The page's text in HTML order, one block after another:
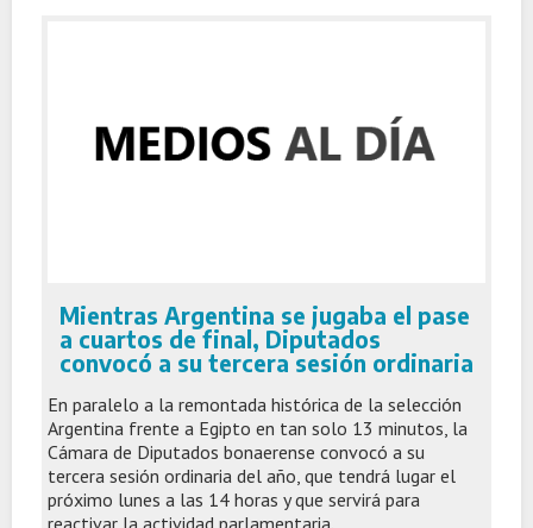
Mientras Argentina se jugaba el pase
a cuartos de final, Diputados
convocó a su tercera sesión ordinaria
En paralelo a la remontada histórica de la selección
Argentina frente a Egipto en tan solo 13 minutos, la
Cámara de Diputados bonaerense convocó a su
tercera sesión ordinaria del año, que tendrá lugar el
próximo lunes a las 14 horas y que servirá para
reactivar la actividad parlamentaria.